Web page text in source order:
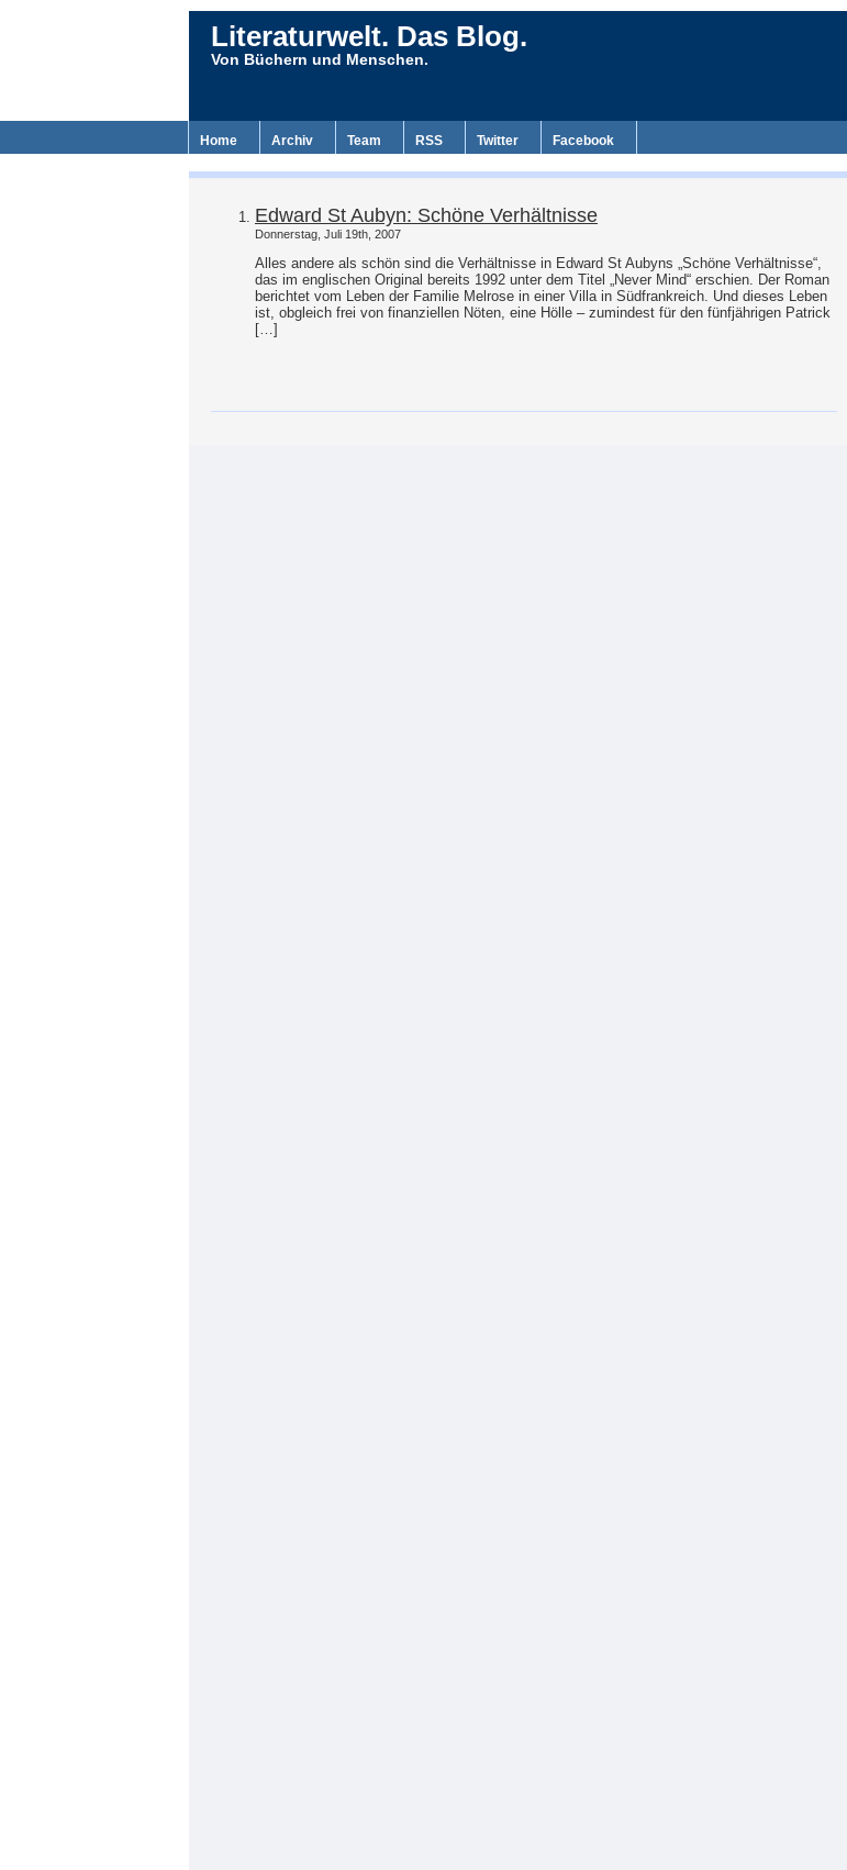
Literaturwelt. Das Blog.
Von Büchern und Menschen.
Home Archiv Team RSS Twitter Facebook
Edward St Aubyn: Schöne Verhältnisse
Donnerstag, Juli 19th, 2007
Alles andere als schön sind die Verhältnisse in Edward St Aubyns „Schöne Verhältnisse“,
das im englischen Original bereits 1992 unter dem Titel „Never Mind“ erschien. Der Roman
berichtet vom Leben der Familie Melrose in einer Villa in Südfrankreich. Und dieses Leben
ist, obgleich frei von finanziellen Nöten, eine Hölle – zumindest für den fünfjährigen Patrick
[…]